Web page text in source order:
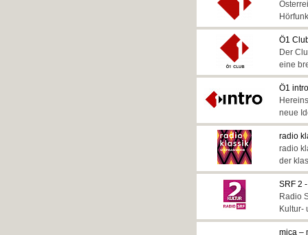
Ö1
Der
eine
Ö1
neue
radio
radio
der
SRF 2
Radio
Kultur-
mica –